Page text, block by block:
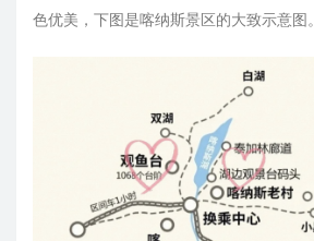
色优美，下图是喀纳斯景区的大致示意图。